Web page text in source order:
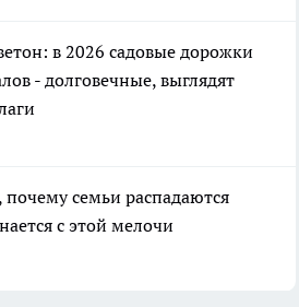
в 2026 садовые дорожки
- долговечные, выглядят
почему семьи распадаются
с этой мелочи